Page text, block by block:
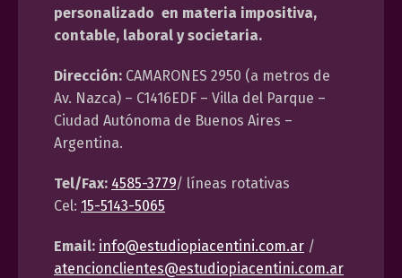
personalizado en materia impositiva,
contable, laboral y societaria.
Dirección: CAMARONES 2950 (a metros de
Av. Nazca) – C1416EDF – Villa del Parque –
Ciudad Autónoma de Buenos Aires –
Argentina.
Tel/Fax: 4585-3779/ líneas rotativas
Cel: 15-5143-5065
Email: info@estudiopiacentini.com.ar /
atencionclientes@estudiopiacentini.com.ar